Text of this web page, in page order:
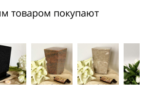
товаром покупают